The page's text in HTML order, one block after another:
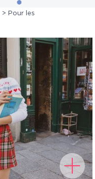
> Pour les